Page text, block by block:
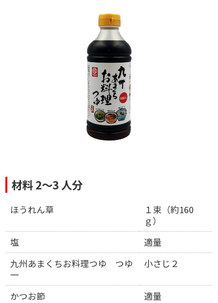
材料 2～3 人分
ほうれん草
１束（約160
ｇ）
塩
適量
九州あまくちお料理つゆ つゆ
一
小さじ２
かつお節 適量